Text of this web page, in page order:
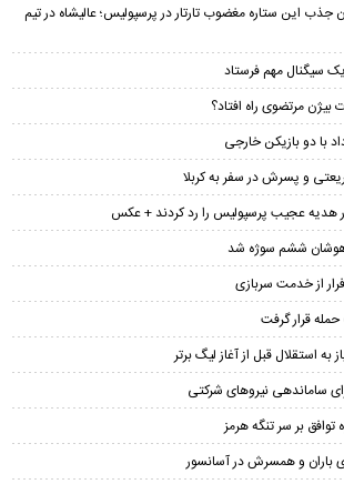
جذب این ستاره مغضوب تارتار در پرسپولیس؛‌ عالیشاه در تیم
سیگنال مهم فرستاد
بیژن مرتضوی راه افتاد؟
با دو بازیکن خارجی
و پسرش در سفر به کربلا
هدیه عجیب پرسپولیس را رد کردند + عکس
ششم سوژه شد
از خدمت سربازی
قرار گرفت
استقلال قبل از آغاز لیگ برتر
ساماندهی نیروهای شرکتی
توافق بر سر تنگه هرمز
باران و همسرش در آسانسور